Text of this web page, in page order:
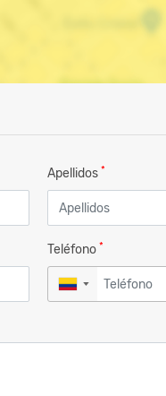
Apellidos *
Teléfono *
▼